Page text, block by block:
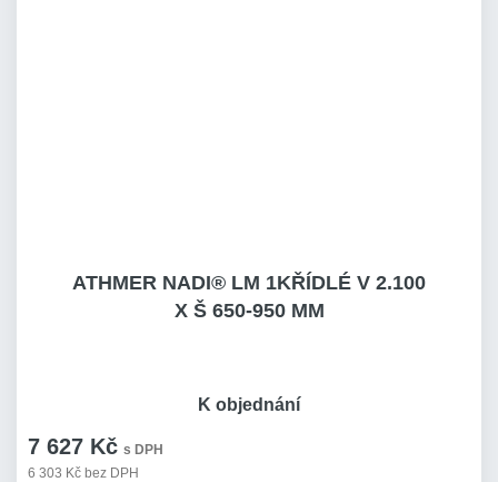
ATHMER NADI® LM 1KŘÍDLÉ V 2.100
X Š 650-950 MM
7 627 Kč s DPH
6 303 Kč bez DPH
K objednání